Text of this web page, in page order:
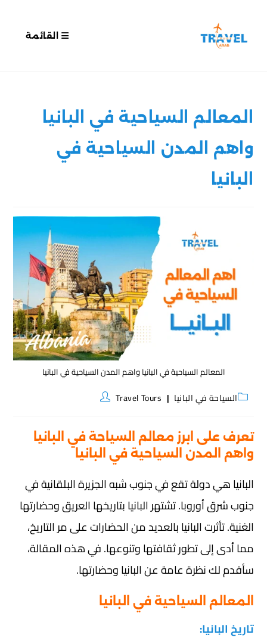
القائمة
المعالم السياحية في البانيا
واهم المدن السياحية في
البانيا
المعالم السياحية في البانيا واهم المدن السياحية في البانيا
السياحة في البانيا Travel Tours
تعرف على ابرز معالم السياحة في البانيا
واهم المدن السياحية في البانيا
البانيا هي دولة تقع في جنوب شبه الجزيرة البلقانية في
جنوب شرق أوروبا. تشتهر البانيا بتاريخها العريق وحضارتها
الغنية. تأثرت البانيا بالعديد من الحضارات على مر التاريخ،
مما أدى إلى تطور ثقافتها وتنوعها. في هذه المقالة،
سأقدم لك نظرة عامة عن البانيا وحضارتها.
المعالم السياحية في البانيا
تاريخ البانيا: